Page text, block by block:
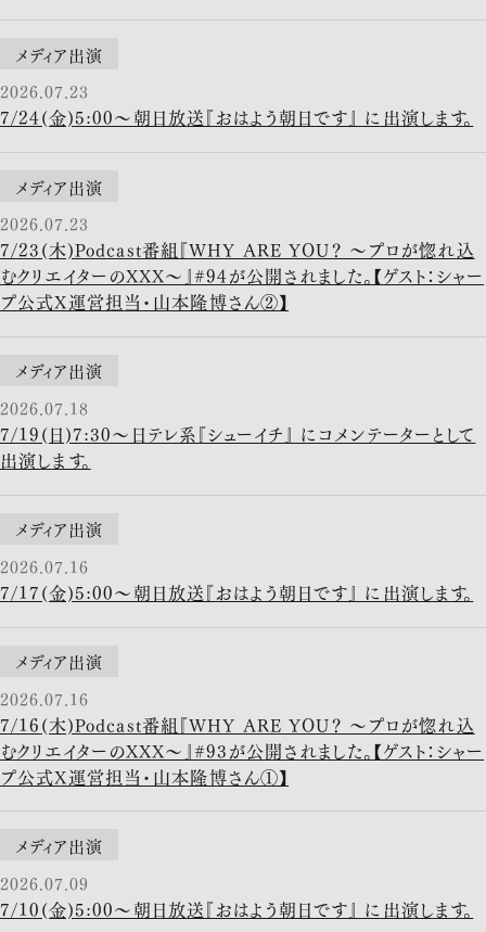
メディア出演
2026.07.23
7/24(金)5:00〜朝日放送『おはよう朝日です』 に出演します。
メディア出演
2026.07.23
7/23(木)Podcast番組『WHY ARE YOU？ ～プロが惚れ込
むクリエイターのXXX～』#94が公開されました。【ゲスト：シャー
プ公式X運営担当・山本隆博さん②】
メディア出演
2026.07.18
7/19(日)7:30〜日テレ系『シューイチ』 にコメンテーターとして
出演します。
メディア出演
2026.07.16
7/17(金)5:00〜朝日放送『おはよう朝日です』 に出演します。
メディア出演
2026.07.16
7/16(木)Podcast番組『WHY ARE YOU？ ～プロが惚れ込
むクリエイターのXXX～』#93が公開されました。【ゲスト：シャー
プ公式X運営担当・山本隆博さん①】
メディア出演
2026.07.09
7/10(金)5:00〜朝日放送『おはよう朝日です』 に出演します。